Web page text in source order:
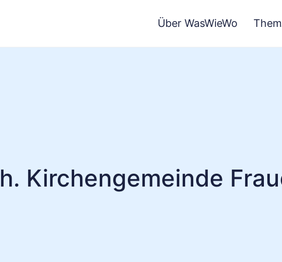
Über WasWieWo
Kirchengemeinde